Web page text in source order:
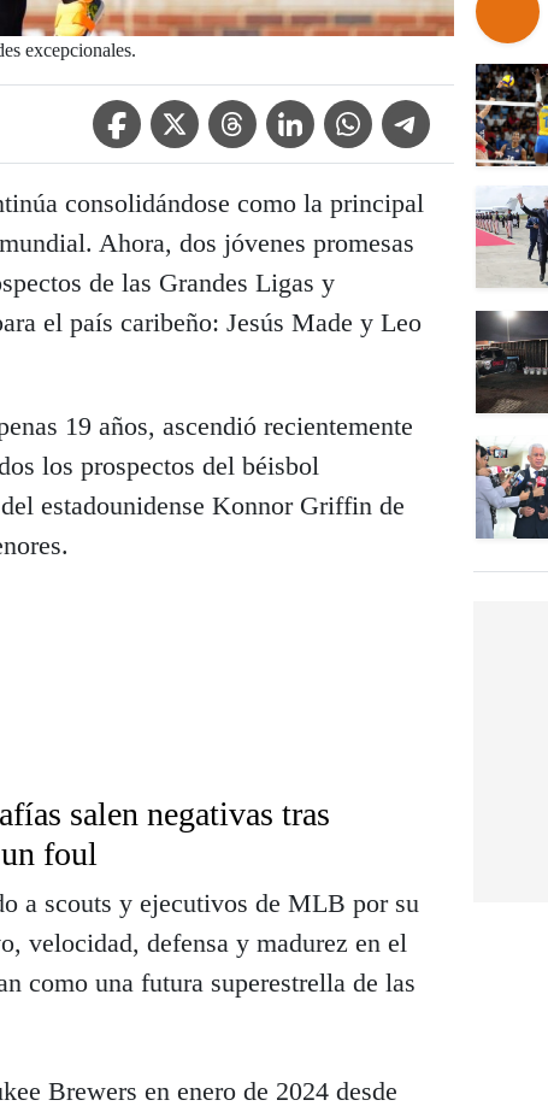
excepcionales.
Facebook IconTwitter IconThreads IconLinkedin IconWhatsApp IconTelegram Icon
consolidándose como la principal
Ahora, dos jóvenes promesas
de las Grandes Ligas y
el país caribeño: Jesús Made y Leo
19 años, ascendió recientemente
los prospectos del béisbol
estadounidense Konnor Griffin de
salen negativas tras
foul
a scouts y ejecutivos de MLB por su
velocidad, defensa y madurez en el
como una futura superestrella de las
Brewers en enero de 2024 desde